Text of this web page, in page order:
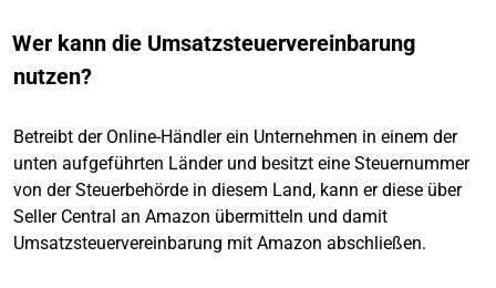
Wer kann die Umsatzsteuervereinbarung
nutzen?
Betreibt der Online-Händler ein Unternehmen in einem der
unten aufgeführten Länder und besitzt eine Steuernummer
von der Steuerbehörde in diesem Land, kann er diese über
Seller Central an Amazon übermitteln und damit
Umsatzsteuervereinbarung mit Amazon abschließen.